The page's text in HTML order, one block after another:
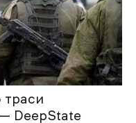
траси
DeepState